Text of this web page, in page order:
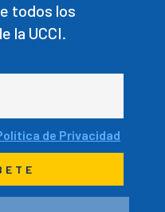
todos los
la UCCI.
de Privacidad